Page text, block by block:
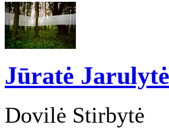
Jūratė
Dovilė Stirbytė